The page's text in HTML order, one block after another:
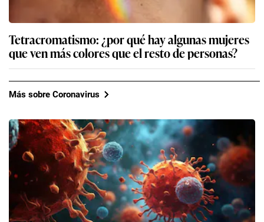
Tetracromatismo: ¿por qué hay algunas mujeres
que ven más colores que el resto de personas?
Más sobre Coronavirus